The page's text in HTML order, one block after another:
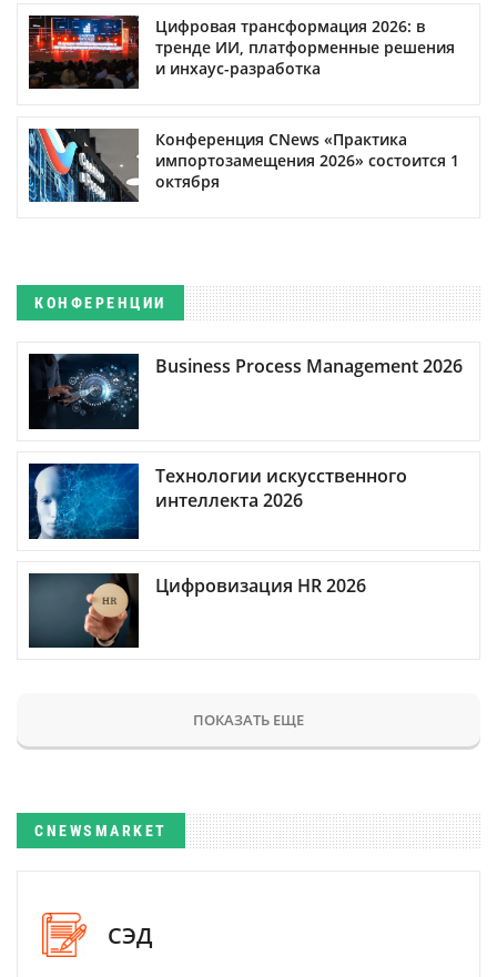
Цифровая трансформация 2026: в
тренде ИИ, платформенные решения
и инхаус-разработка
Конференция CNews «Практика
импортозамещения 2026» состоится 1
октября
КОНФЕРЕНЦИИ
Business Process Management 2026
Технологии искусственного
интеллекта 2026
Цифровизация HR 2026
ПОКАЗАТЬ ЕЩЕ
CNEWSMARKET
СЭД